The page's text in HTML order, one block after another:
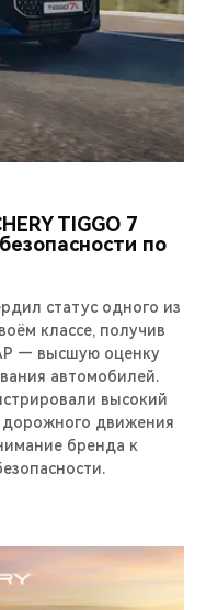
TIGGO 7
по
статус одного из
классе, получив
— высшую оценку
автомобилей.
высокий
дорожного движения
бренда к